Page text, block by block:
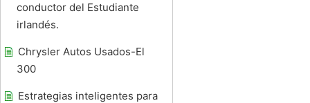
conductor del Estudiante
irlandés.
Chrysler Autos Usados-El
300
Estrategias inteligentes para